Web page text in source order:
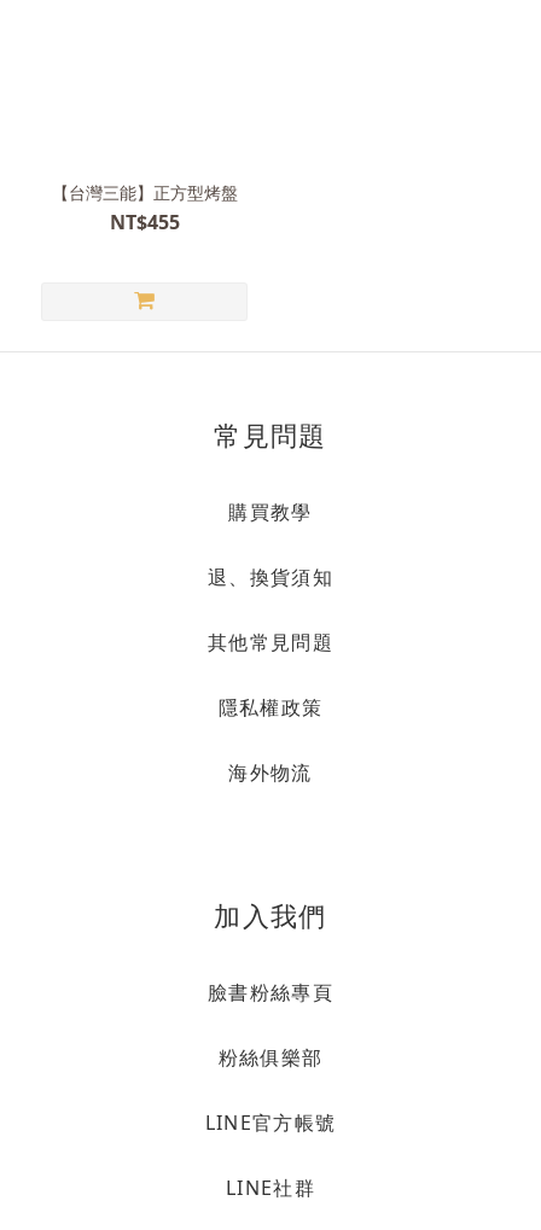
【台灣三能】正方型烤盤
NT$455
常見問題
購買教學
退、換貨須知
其他常見問題
隱私權政策
海外物流
加入我們
臉書粉絲專頁
粉絲俱樂部
LINE官方帳號
LINE社群